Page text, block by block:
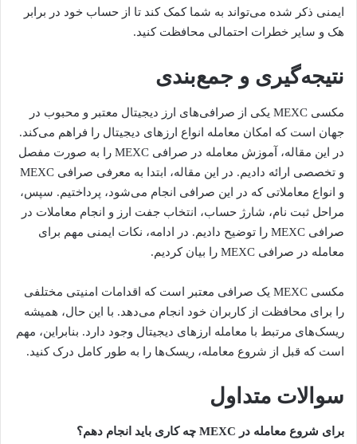
ایمنی ذکر شده می‌تواند به شما کمک کند تا از حساب خود در برابر
هک و سایر خطرات احتمالی محافظت کنید.
نتیجه‌گیری و جمع‌بندی
مکسی MEXC یکی از صرافی‌های ارز دیجیتال معتبر و محبوب در
جهان است که امکان معامله انواع ارزهای دیجیتال را فراهم می‌کند.
در این مقاله، آموزش معامله در صرافی MEXC را به صورت مفصل
و تخصصی ارائه دادیم. در این مقاله، ابتدا به معرفی صرافی MEXC
و انواع معاملاتی که در این صرافی انجام می‌شود، پرداختیم. سپس،
مراحل ثبت نام، شارژ حساب، انتخاب جفت ارز و انجام معاملات در
صرافی MEXC را توضیح دادیم. در ادامه، نکات ایمنی مهم برای
معامله در صرافی MEXC را بیان کردیم.
مکسی MEXC یک صرافی معتبر است که اقدامات امنیتی مختلفی
را برای محافظت از کاربران خود انجام می‌دهد. با این حال، همیشه
ریسک‌های مرتبط با معامله ارزهای دیجیتال وجود دارد. بنابراین، مهم
است که قبل از شروع معامله، ریسک‌ها را به طور کامل درک کنید.
سوالات متداول
برای شروع معامله در MEXC چه کاری باید انجام دهم؟